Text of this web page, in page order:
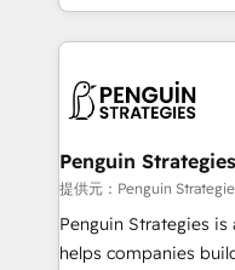
casos de uso: cada
concreto de tu
en paralelo cuando
Empiezas a ver
mes. 🏆 HubSpot Partner of the Year 2022, máximo
reconocimiento del
Partner, el nivel más alto. +700
Penguin
提供元：Penguin
Penguin Strategies
helps companies